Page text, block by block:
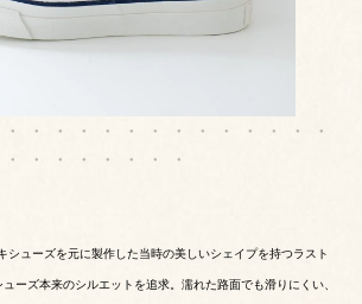
シューズを元に製作した当時の美しいシェイプを持つラスト
ューズ本来のシルエットを追求。濡れた路面でも滑りにくい、